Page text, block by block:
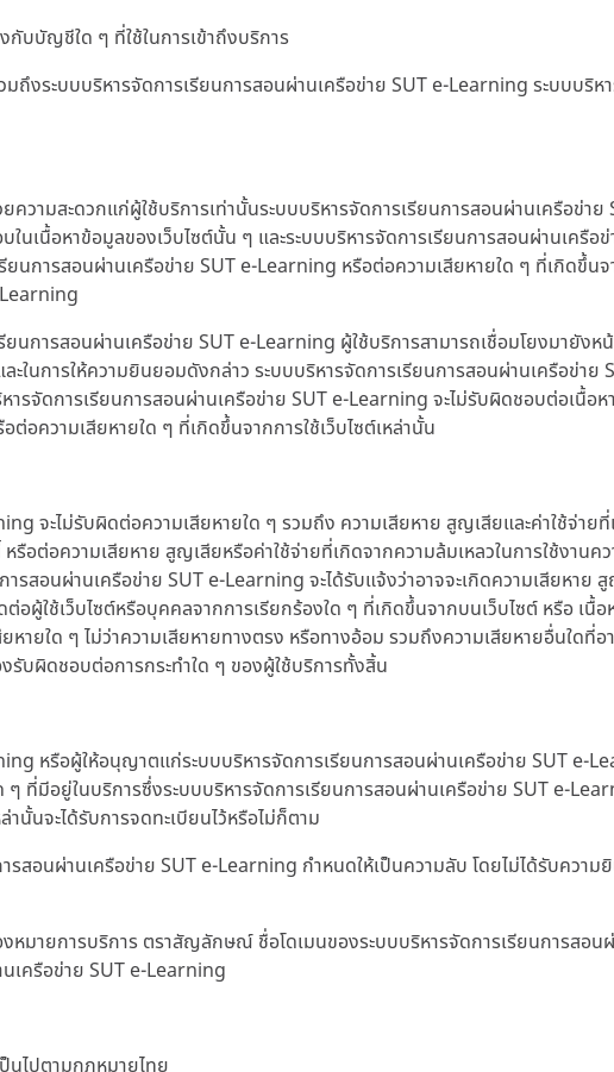
บบัญชีใด ๆ ที่ใช้ในการเข้าถึงบริการ
ระบบบริหารจัดการเรียนการสอนผ่านเครือข่าย SUT e-Learning ระบบบริห
ความสะดวกแก่ผู้ใช้บริการเท่านั้นระบบบริหารจัดการเรียนการสอนผ่านเครือข่
เนื้อหาข้อมูลของเว็บไซต์นั้น ๆ และระบบบริหารจัดการเรียนการสอนผ่านเครื
นการสอนผ่านเครือข่าย SUT e-Learning หรือต่อความเสียหายใด ๆ ที่เกิดขึ้นจ
Learning
การสอนผ่านเครือข่าย SUT e-Learning ผู้ใช้บริการสามารถเชื่อมโยงมายังห
ในการให้ความยินยอมดังกล่าว ระบบบริหารจัดการเรียนการสอนผ่านเครือข่า
ารจัดการเรียนการสอนผ่านเครือข่าย SUT e-Learning จะไม่รับผิดชอบต่อเนื้อ
อความเสียหายใด ๆ ที่เกิดขึ้นจากการใช้เว็บไซต์เหล่านั้น
จะไม่รับผิดต่อความเสียหายใด ๆ รวมถึง ความเสียหาย สูญเสียและค่าใช้จ่าย
หรือต่อความเสียหาย สูญเสียหรือค่าใช้จ่ายที่เกิดจากความล้มเหลวในการใช้งา
รสอนผ่านเครือข่าย SUT e-Learning จะได้รับแจ้งว่าอาจจะเกิดความเสียหา
ต่อผู้ใช้เว็บไซต์หรือบุคคลจากการเรียกร้องใด ๆ ที่เกิดขึ้นจากบนเว็บไซต์ หรือ เนื้
หายใด ๆ ไม่ว่าความเสียหายทางตรง หรือทางอ้อม รวมถึงความเสียหายอื่นใดที่
รับผิดชอบต่อการกระทำใด ๆ ของผู้ใช้บริการทั้งสิ้น
หรือผู้ให้อนุญาตแก่ระบบบริหารจัดการเรียนการสอนผ่านเครือข่าย SUT e-
มีอยู่ในบริการซึ่งระบบบริหารจัดการเรียนการสอนผ่านเครือข่าย SUT e-
นั้นจะได้รับการจดทะเบียนไว้หรือไม่ก็ตาม
สอนผ่านเครือข่าย SUT e-Learning กำหนดให้เป็นความลับ โดยไม่ได้รับคว
หมายการบริการ ตราสัญลักษณ์ ชื่อโดเมนของระบบบริหารจัดการเรียนการสอน
เครือข่าย SUT e-Learning
นไปตามกฎหมายไทย